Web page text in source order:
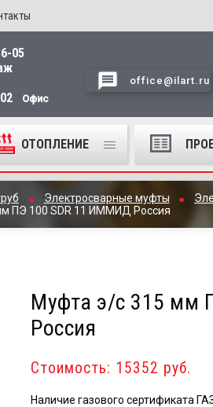
05
Офис
office@ilart.ru
ОТОПЛЕНИЕ
Электросварные муфты
ПЭ 100 SDR 11 ИММИД Россия
Муфта э/с 315 мм
Россия
Стоимость: 15352 руб.
Наличие газового сертификата